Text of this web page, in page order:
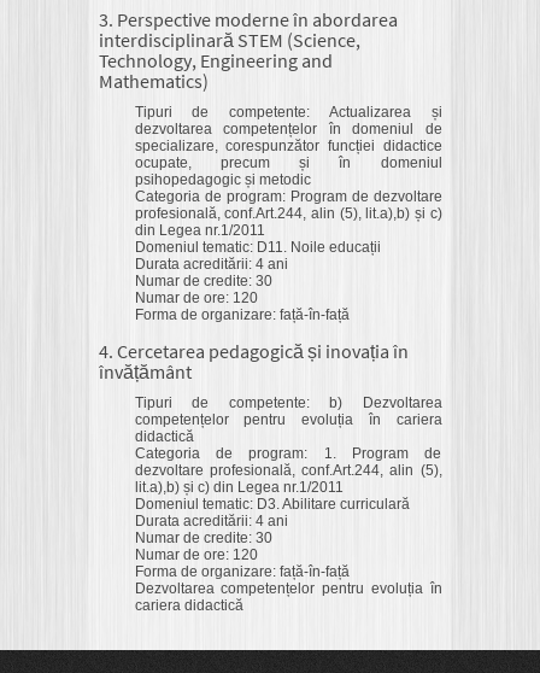
3. Perspective moderne în abordarea
interdisciplinară STEM (Science,
Technology, Engineering and
Mathematics)
Tipuri de competente: Actualizarea și
dezvoltarea competențelor în domeniul de
specializare, corespunzător funcției didactice
ocupate, precum și în domeniul
psihopedagogic și metodic
Categoria de program: Program de dezvoltare
profesională, conf.Art.244, alin (5), lit.a),b) și c)
din Legea nr.1/2011
Domeniul tematic: D11. Noile educații
Durata acreditării: 4 ani
Numar de credite: 30
Numar de ore: 120
Forma de organizare: față-în-față
4. Cercetarea pedagogică și inovația în
învățământ
Tipuri de competente: b) Dezvoltarea
competențelor pentru evoluția în cariera
didactică
Categoria de program: 1. Program de
dezvoltare profesională, conf.Art.244, alin (5),
lit.a),b) și c) din Legea nr.1/2011
Domeniul tematic: D3. Abilitare curriculară
Durata acreditării: 4 ani
Numar de credite: 30
Numar de ore: 120
Forma de organizare: față-în-față
Dezvoltarea competențelor pentru evoluția în
cariera didactică